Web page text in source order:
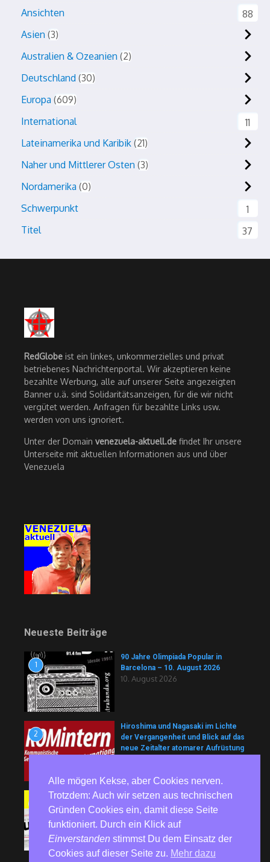
Ansichten
88
Asien 3
Australien & Ozeanien 2
Deutschland 30
Europa 609
International
11
Lateinamerika und Karibik 21
Naher und Mittlerer Osten 3
Nordamerika 0
Schwerpunkt
1
Titel
37
RedGlobe ist ein linkes, unkommerzielles und privat
betriebenes Nachrichtenportal. Wir akzeptieren keine
bezahlte Werbung, alle auf unserer Seite angezeigten
Banner u.ä. sind Solidaritätsanzeigen, für die wir nicht
vergütet werden. Anfragen für bezahlte Links usw.
werden von uns ignoriert.
Unter der Domain venezuela-aktuell.de findet Ihr unsere
Unterseite mit aktuellen Informationen aus und über
Venezuela
Neueste Beiträge
1
90 Jahre Olimpiada Popular in
Barcelona – 10. August 2026
10. August 2026
2
Hiroshima und Nagasaki im Lichte
der Vergangenheit und Blick auf das
neue Zeitalter atomarer Aufrüstung
Unblock Cuba!: Die Kubanische
Revolution verteidigen
9. August 2026
Alle mögen Kekse, aber Cookies nerven.
Trotzdem: Auch wir setzen aus technischen
Gründen Cookies ein, damit diese Seite
funktioniert. Durch ein Klick auf
Einverstanden stimmst Du dem Einsatz der
Cookies auf dieser Seite zu. Mehr dazu